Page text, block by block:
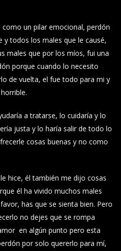
un pilar emocional, perdón
todos los males que le causé,
males que por los míos, fui una
porque cuando lo necesito
de vuelta, el fue todo para mi y
a tratarse, lo cuidaría y lo
justa y lo haría salir de todo lo
cosas buenas y no como
hice, él también me dijo cosas
él ha vivido muchos males
has que se sienta bien. Pero
no dejes que se rompa
en algún punto pero esta
por solo quererlo para mí,